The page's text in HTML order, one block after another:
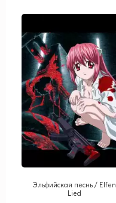
Эльфийская песнь / Elfen
Lied